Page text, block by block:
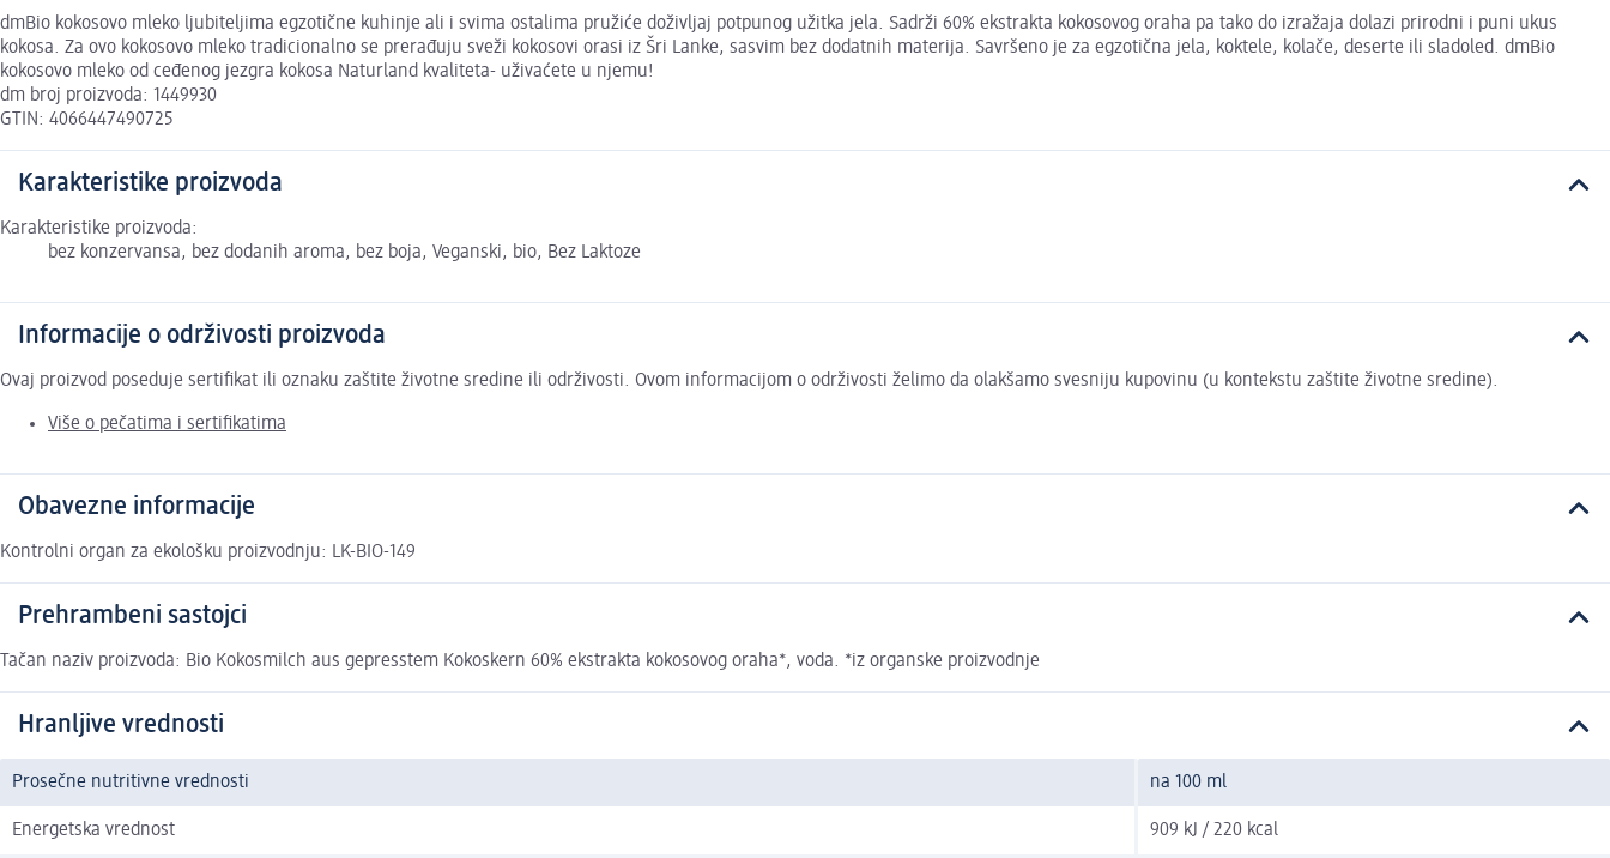
dmBio kokosovo mleko ljubiteljima egzotične kuhinje ali i svima ostalima pružiće doživljaj potpunog užitka jela. Sadrži 60% ekstrakta kokosovog oraha pa tako do izražaja dolazi prirodni i puni ukus
kokosa. Za ovo kokosovo mleko tradicionalno se prerađuju sveži kokosovi orasi iz Šri Lanke, sasvim bez dodatnih materija. Savršeno je za egzotična jela, koktele, kolače, deserte ili sladoled. dmBio
kokosovo mleko od ceđenog jezgra kokosa Naturland kvaliteta- uživaćete u njemu!
dm broj proizvoda: 1449930
GTIN: 4066447490725
Karakteristike proizvoda
Karakteristike proizvoda:
bez konzervansa, bez dodanih aroma, bez boja, Veganski, bio, Bez Laktoze
Informacije o održivosti proizvoda
Ovaj proizvod poseduje sertifikat ili oznaku zaštite životne sredine ili održivosti. Ovom informacijom o održivosti želimo da olakšamo svesniju kupovinu (u kontekstu zaštite životne sredine).
Više o pečatima i sertifikatima
Obavezne informacije
Kontrolni organ za ekološku proizvodnju: LK-BIO-149
Prehrambeni sastojci
Tačan naziv proizvoda: Bio Kokosmilch aus gepresstem Kokoskern 60% ekstrakta kokosovog oraha*, voda. *iz organske proizvodnje
Hranljive vrednosti
Prosečne nutritivne vrednosti na 100 ml
Energetska vrednost 909 kJ / 220 kcal